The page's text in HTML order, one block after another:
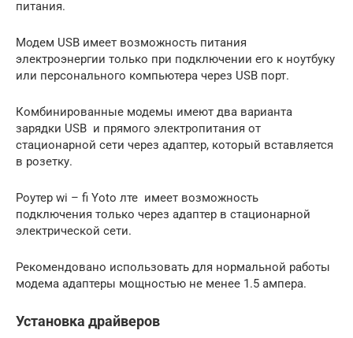
питания.
Модем USB имеет возможность питания
электроэнергии только при подключении его к ноутбуку
или персонального компьютера через USB порт.
Комбинированные модемы имеют два варианта
зарядки USB и прямого электропитания от
стационарной сети через адаптер, который вставляется
в розетку.
Роутер wi – fi Yoto лте имеет возможность
подключения только через адаптер в стационарной
электрической сети.
Рекомендовано использовать для нормальной работы
модема адаптеры мощностью не менее 1.5 ампера.
Установка драйверов